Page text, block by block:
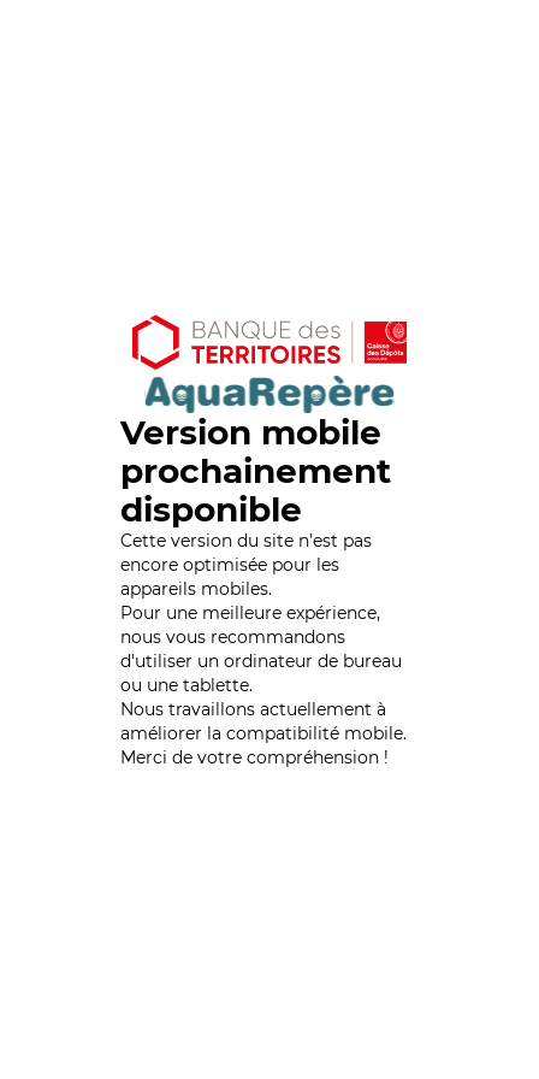
Version mobile
prochainement
disponible
Cette version du site n’est pas
encore optimisée pour les
appareils mobiles.
Pour une meilleure expérience,
nous vous recommandons
d'utiliser un ordinateur de bureau
ou une tablette.
Nous travaillons actuellement à
améliorer la compatibilité mobile.
Merci de votre compréhension !